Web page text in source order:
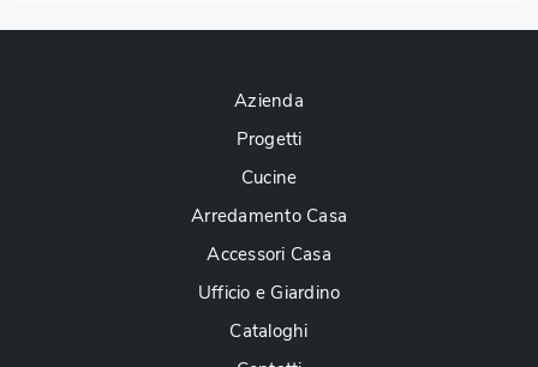
Azienda
Progetti
Cucine
Arredamento Casa
Accessori Casa
Ufficio e Giardino
Cataloghi